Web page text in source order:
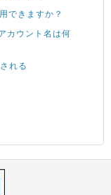
できますか？
カウント名は何
れる